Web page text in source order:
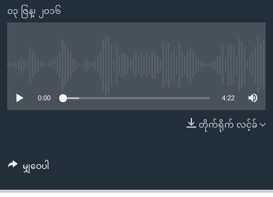
ပင်မ
ပင်မ
စာမျက်နှာ
ကျော်
တရုတ်
ရပ်ဝန်းတခု လမ်းတခု အလွန်
ရုပ်ရှင်ထဲက အင်္ဂလိပ်စာ
တီဗွီ
ရေဒီယို/တီဗွီအစီအစဉ်
ဗွီအိုအေ လူမှုကွန်ယက်များ
၀၃ ဇြန္၊ ၂၀၁၆
0:00 4:22
တိုက်ရိုက် လင့်ခ်
မျှဝေပါ